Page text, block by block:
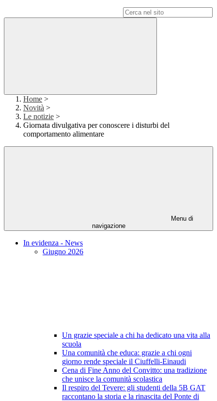
Home >
Novità >
Le notizie >
Giornata divulgativa per conoscere i disturbi del
comportamento alimentare
Menu di
navigazione
In evidenza - News
Giugno 2026
Un grazie speciale a chi ha dedicato una vita alla
scuola
Una comunità che educa: grazie a chi ogni
giorno rende speciale il Ciuffelli-Einaudi
Cena di Fine Anno del Convitto: una tradizione
che unisce la comunità scolastica
Il respiro del Tevere: gli studenti della 5B GAT
raccontano la storia e la rinascita del Ponte di